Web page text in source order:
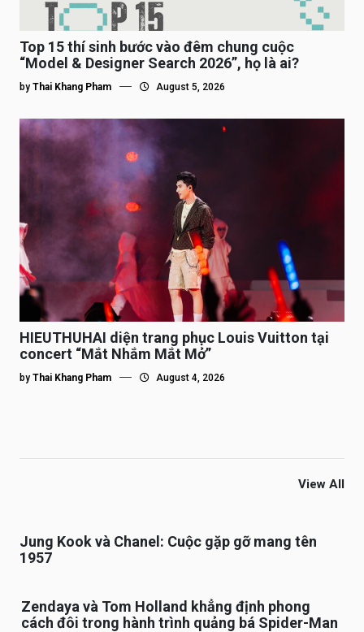
Top 15 thí sinh bước vào đêm chung cuộc
“Model & Designer Search 2026”, họ là ai?
by Thai Khang Pham August 5, 2026
HIEUTHUHAI diện trang phục Louis Vuitton tại
concert “Mắt Nhắm Mắt Mở”
by Thai Khang Pham August 4, 2026
View All
Jung Kook và Chanel: Cuộc gặp gỡ mang tên
1957
Zendaya và Tom Holland khẳng định phong
cách đôi trong hành trình quảng bá Spider-Man